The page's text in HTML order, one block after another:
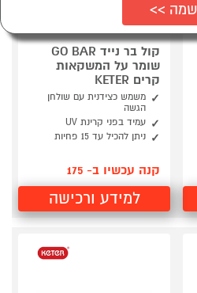
קול בר נייד GO BAR
שומר על המשקאות
קרים KETER
משמש כצידנית עם שולחן
הגשה
עמיד בפני קרינת UV
ניתן להכיל עד 15 פחיות
קנה עכשיו ב- 175
למידע ורכישה